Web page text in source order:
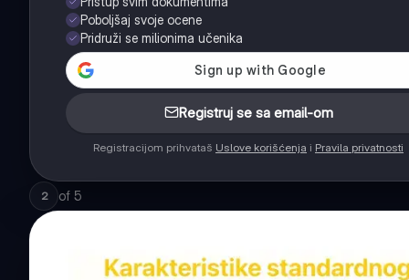
Poboljšaj svoje ocene
Pridruži se milionima učenika
Registruj se sa email-om
Registracijom prihvataš Uslove korišćenja i Pravila privatnosti
2 of 5